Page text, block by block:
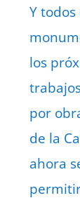
Y
los
por
de la
ahora